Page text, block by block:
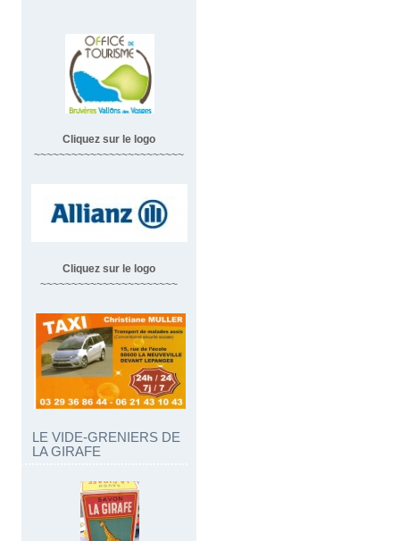
Cliquez sur le logo
~~~~~~~~~~~~~~~~~~~~~~~~
Cliquez sur le logo
~~~~~~~~~~~~~~~~~~~~~~
LE VIDE-GRENIERS DE
LA GIRAFE